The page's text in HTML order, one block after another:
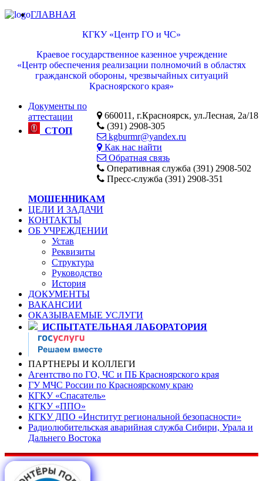
КГКУ «Центр ГО и ЧС»
Краевое государственное казенное учреждение
«Центр обеспечения реализации полномочий в областях
гражданской обороны, чрезвычайных ситуаций
Красноярского края»
660011, г.Красноярск, ул.Лесная, 2а/18
(391) 2908-305
kgburmr@yandex.ru
Как нас найти
Обратная связь
Оперативная служба (391) 2908-502
Пресс-служба (391) 2908-351
ГЛАВНАЯ
Документы по
аттестации
СТОП
МОШЕННИКАМ
ЦЕЛИ И ЗАДАЧИ
КОНТАКТЫ
ОБ УЧРЕЖДЕНИИ
Устав
Реквизиты
Структура
Руководство
История
ДОКУМЕНТЫ
ВАКАНСИИ
ОКАЗЫВАЕМЫЕ УСЛУГИ
ИСПЫТАТЕЛЬНАЯ ЛАБОРАТОРИЯ
ПАРТНЕРЫ И КОЛЛЕГИ
Агентство по ГО, ЧС и ПБ Красноярского края
ГУ МЧС России по Красноярскому краю
КГКУ «Спасатель»
КГКУ «ППО»
КГКУ ДПО «Институт региональной безопасности»
Радиолюбительская аварийная служба Сибири, Урала и
Дальнего Востока